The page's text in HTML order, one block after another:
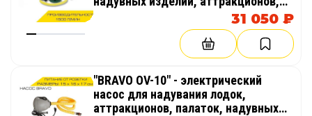
31 050 ₽
"BRAVO OV-10" - электрический
насос для надувания лодок,
аттракционов, палаток, надувных